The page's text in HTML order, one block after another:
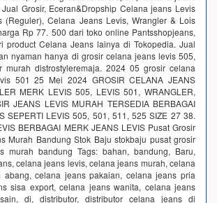
Grosir, Eceran&Dropship Celana jeans Levis
(Reguler), Celana Jeans Levis, Wrangler & Lois
Rp 77. 500 dari toko online Pantsshopjeans,
product Celana Jeans lainya di Tokopedia. Jual
nyaman hanya di grosir celana jeans levis 505,
murah distrostyleremaja. 2024 05 grosir celana
501 25 Mei 2024 GROSIR CELANA JEANS
MERK LEVIS 505, LEVIS 501, WRANGLER,
JEANS LEVIS MURAH TERSEDIA BERBAGAI
SEPERTI LEVIS 505, 501, 511, 525 SIZE 27 38.
BERBAGAI MERK JEANS LEVIS Pusat Grosir
Murah Bandung Stok Baju stokbaju pusat grosir
murah bandung Tags: bahan, bandung, Baru,
celana jeans levis, celana jeans murah, celana
abang, celana jeans pakaian, celana jeans pria
sisa export, celana jeans wanita, celana jeans
di, distributor, distributor celana jeans di